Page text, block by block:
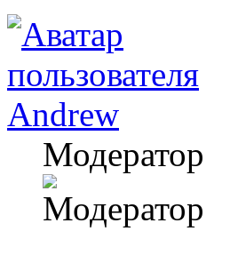
Andrew
Модератор